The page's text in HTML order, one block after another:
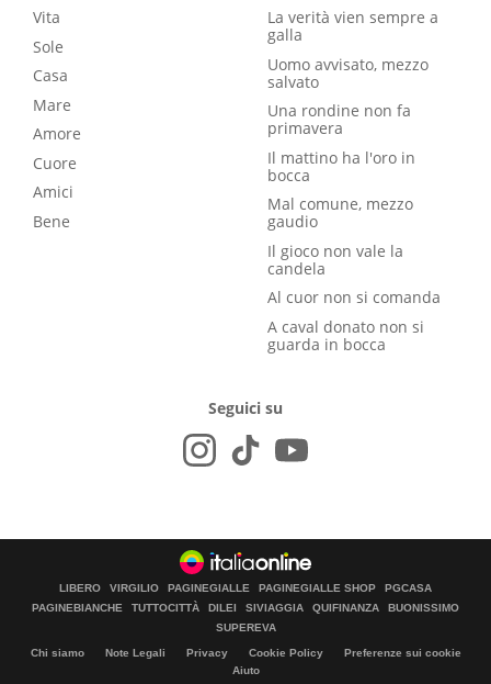
Vita
Sole
Casa
Mare
Amore
Cuore
Amici
Bene
La verità vien sempre a
galla
Uomo avvisato, mezzo
salvato
Una rondine non fa
primavera
Il mattino ha l'oro in
bocca
Mal comune, mezzo
gaudio
Il gioco non vale la
candela
Al cuor non si comanda
A caval donato non si
guarda in bocca
Seguici su
LIBERO VIRGILIO PAGINEGIALLE PAGINEGIALLE SHOP
PGCASA
PAGINEBIANCHE
TUTTOCITTÀ DILEI SIVIAGGIA QUIFINANZA
BUONISSIMO
SUPEREVA
Chi siamo Note Legali Privacy Cookie Policy
Preferenze sui cookie
Aiuto